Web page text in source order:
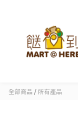
全部商品 /所有產品